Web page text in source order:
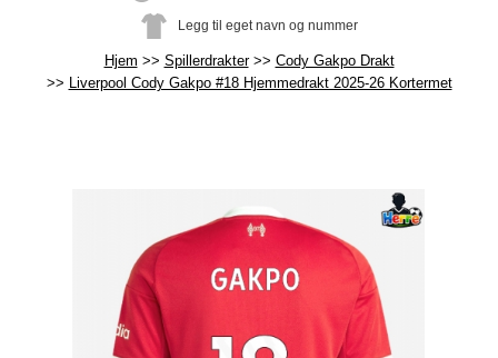
Legg til eget navn og nummer
Hjem Spillerdrakter
Cody Gakpo Drakt
Liverpool Cody Gakpo #18 Hjemmedrakt 2025-26 Kortermet